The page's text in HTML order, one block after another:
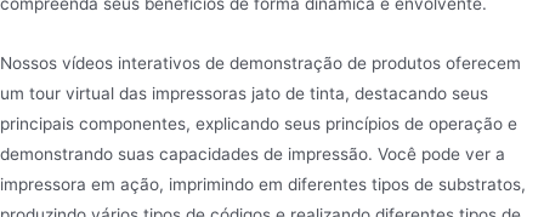
Nossos vídeos interativos de demonstração de produtos oferecem
um tour virtual das impressoras jato de tinta, destacando seus
principais componentes, explicando seus princípios de operação e
demonstrando suas capacidades de impressão. Você pode ver a
impressora em ação, imprimindo em diferentes tipos de substratos,